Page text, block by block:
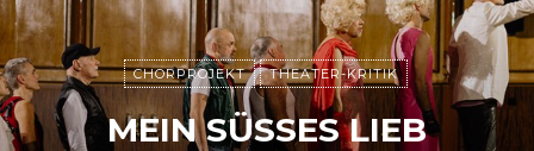
CHORPROJEKT THEATER-KRITIK
MEIN SÜSSES LIEB